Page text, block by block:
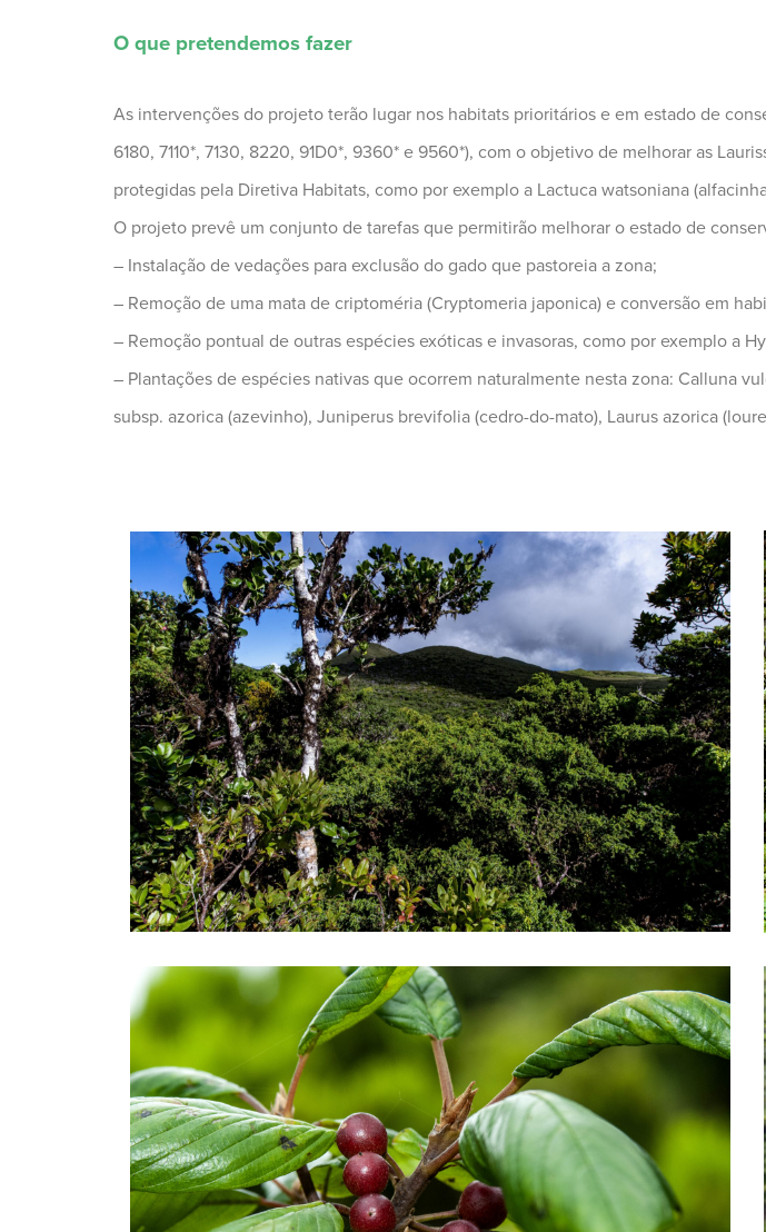
O que pretendemos fazer
As intervenções do projeto terão lugar nos habitats prioritários e em estado de
6180, 7110*, 7130, 8220, 91D0*, 9360* e 9560*), com o objetivo de melhorar as
protegidas pela Diretiva Habitats, como por exemplo a Lactuca watsoniana
O projeto prevê um conjunto de tarefas que permitirão melhorar o estado de
– Instalação de vedações para exclusão do gado que pastoreia a zona;
– Remoção de uma mata de criptoméria (Cryptomeria japonica) e conversão em
– Remoção pontual de outras espécies exóticas e invasoras, como por exemplo a
– Plantações de espécies nativas que ocorrem naturalmente nesta zona: Calluna
subsp. azorica (azevinho), Juniperus brevifolia (cedro-do-mato), Laurus azorica